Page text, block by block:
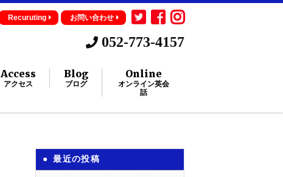
Recuruting お問い合わせ
052-773-4157
Access
アクセス
Blog
ブログ
Online
オンライン英会
話
最近の投稿